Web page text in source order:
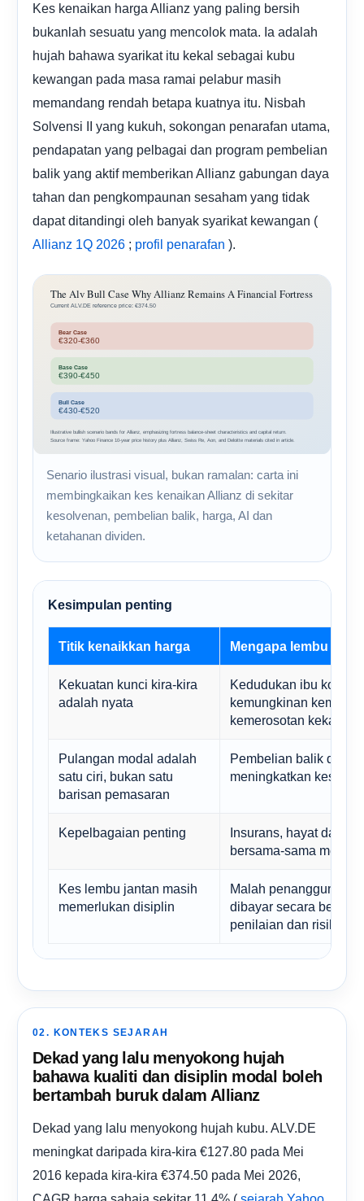
Kes kenaikan harga Allianz yang paling bersih
bukanlah sesuatu yang mencolok mata. Ia adalah
hujah bahawa syarikat itu kekal sebagai kubu
kewangan pada masa ramai pelabur masih
memandang rendah betapa kuatnya itu. Nisbah
Solvensi II yang kukuh, sokongan penarafan utama,
pendapatan yang pelbagai dan program pembelian
balik yang aktif memberikan Allianz gabungan daya
tahan dan pengkompaunan sesaham yang tidak
dapat ditandingi oleh banyak syarikat kewangan (
Allianz 1Q 2026 ; profil penarafan ).
Senario ilustrasi visual, bukan ramalan: carta ini
membingkaikan kes kenaikan Allianz di sekitar
kesolvenan, pembelian balik, harga, AI dan
ketahanan dividen.
Kesimpulan penting
Titik kenaikkan harga Mengapa lembu
Kekuatan kunci kira-kira
adalah nyata
Kedudukan ibu kota
kemungkinan
kemerosotan kekal.
Pulangan modal adalah
satu ciri, bukan satu
barisan pemasaran
Pembelian balik dan
meningkatkan kes
Kepelbagaian penting
Insurans, hayat dan
bersama-sama
Kes lembu jantan masih
memerlukan disiplin
Malah penanggung
dibayar secara
penilaian dan risiko
02. KONTEKS SEJARAH
Dekad yang lalu menyokong hujah
bahawa kualiti dan disiplin modal boleh
bertambah buruk dalam Allianz
Dekad yang lalu menyokong hujah kubu. ALV.DE
meningkat daripada kira-kira €127.80 pada Mei
2016 kepada kira-kira €374.50 pada Mei 2026,